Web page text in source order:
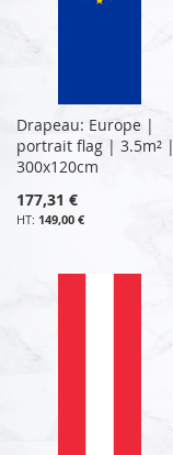
Drapeau: Europe |
portrait flag | 3.5m² |
300x120cm
177,31 €
149,00 €